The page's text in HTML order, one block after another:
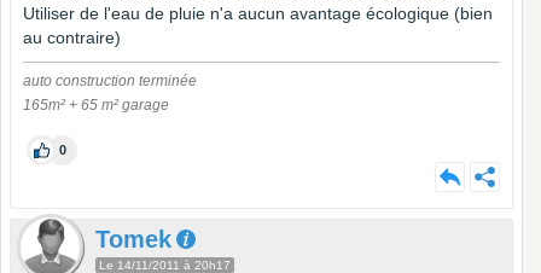
Utiliser de l'eau de pluie n'a aucun avantage écologique (bien
au contraire)
auto construction terminée
165m² + 65 m² garage
0
Tomek
Le 14/11/2011 à 20h17